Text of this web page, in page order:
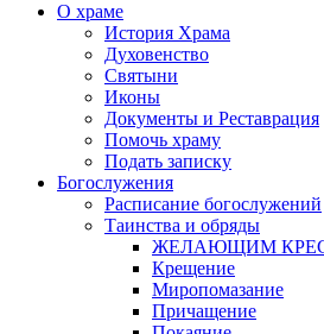
О храме
История Храма
Духовенство
Святыни
Иконы
Документы и Реставрация
Помочь храму
Подать записку
Богослужения
Расписание богослужений
Таинства и обряды
ЖЕЛАЮЩИМ
Крещение
Миропомазание
Причащение